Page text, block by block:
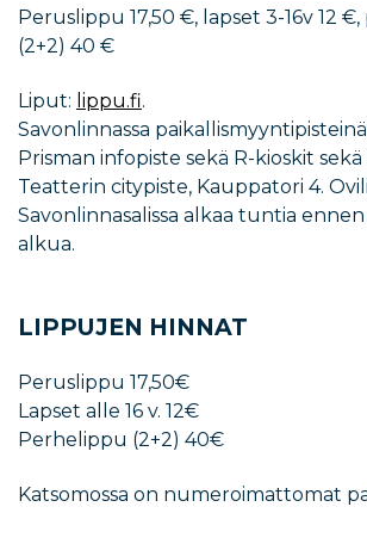
Peruslippu 17,50 €, lapset 3-16v 12
(2+2) 40 €
Liput: lippu.fi.
Savonlinnassa
Prisman infopiste sekä R-kioskit
Teatterin citypiste, Kauppatori 4.
Savonlinnasalissa alkaa tuntia
alkua.
LIPPUJEN HINNAT
Peruslippu 17,50€
Lapset alle 16 v. 12€
Perhelippu (2+2) 40€
Katsomossa on numeroimattomat